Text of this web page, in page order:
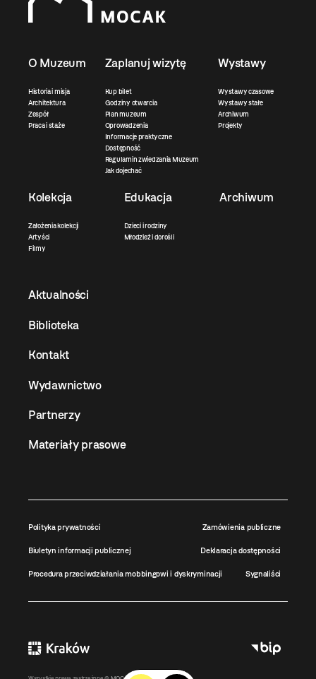
O Muzeum
Historia i misja
Architektura
Zespół
Praca i staże
Zaplanuj wizytę
Kup bilet
Godziny otwarcia
Plan muzeum
Oprowadzenia
Informacje praktyczne
Dostępność
Regulamin zwiedzania Muzeum
Jak dojechać
Wystawy
Wystawy czasowe
Wystawy stałe
Archiwum
Projekty
Kolekcja
Założenia kolekcji
Artyści
Filmy
Edukacja
Dzieci i rodziny
Młodzież i dorośli
Archiwum
Aktualności
Biblioteka
Kontakt
Wydawnictwo
Partnerzy
Materiały prasowe
Polityka prywatności Zamówienia publiczne
Biuletyn informacji publicznej Deklaracja dostępności
Procedura przeciwdziałania mobbingowi i dyskryminacji Sygnaliści